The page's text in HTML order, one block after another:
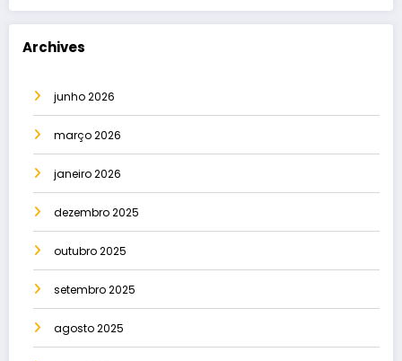
Archives
junho 2026
março 2026
janeiro 2026
dezembro 2025
outubro 2025
setembro 2025
agosto 2025